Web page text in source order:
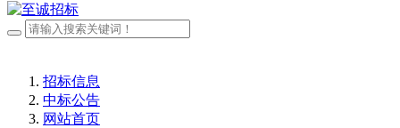
招标信息
中标公告
网站首页